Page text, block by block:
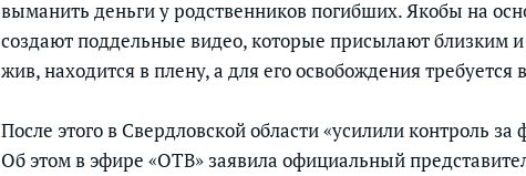
выманить деньги у родственников погибших. Якобы на
создают поддельные видео, которые присылают близким
жив, находится в плену, а для его освобождения требуется
После этого в Свердловской области «усилили контроль
Об этом в эфире «ОТВ» заявила официальный